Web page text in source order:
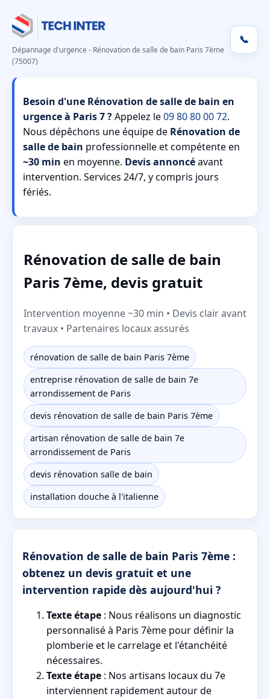
Dépannage d'urgence - Rénovation de salle de bain Paris 7ème
(75007)
📞
Besoin d'une Rénovation de salle de bain en
urgence à Paris 7 ?Appelez le09 80 80 00 72.
Nous dépêchons une équipe de Rénovation de
salle de bain professionnelle et compétente en
~30 min en moyenne. Devis annoncéavant
intervention. Services 24/7, y compris jours
fériés.
Rénovation de salle de bain
Paris 7ème, devis gratuit
Intervention moyenne ~30 min • Devis clair avant
travaux • Partenaires locaux assurés
rénovation de salle de bain Paris 7ème
entreprise rénovation de salle de bain 7e
arrondissement de Paris
devis rénovation de salle de bain Paris 7ème
artisan rénovation de salle de bain 7e
arrondissement de Paris
devis rénovation salle de bain
installation douche à l'italienne
Rénovation de salle de bain Paris 7ème :
obtenez un devis gratuit et une
intervention rapide dès aujourd'hui ?
Texte étape : Nous réalisons un diagnostic
personnalisé à Paris 7ème pour définir la
plomberie et le carrelage et l'étanchéité
nécessaires.
Texte étape : Nos artisans locaux du 7e
interviennent rapidement autour de